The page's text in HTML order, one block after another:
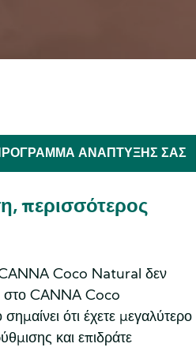
ΑΝΆΠΤΥΞΉΣ ΣΑΣ
περισσότερος
Coco Natural δεν
στο CANNA Coco
ότι έχετε μεγαλύτερο
και επιδράτε